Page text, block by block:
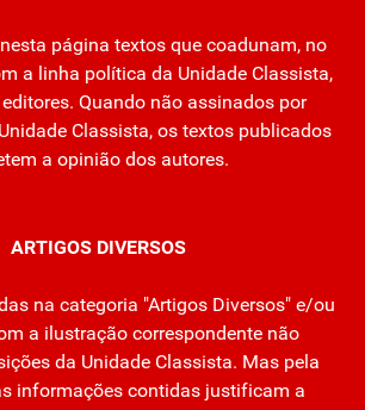
página textos que coadunam, no
a linha política da Unidade Classista,
Quando não assinados por
Classista, os textos publicados
a opinião dos autores.
ARTIGOS DIVERSOS
na categoria "Artigos Diversos" e/ou
a ilustração correspondente não
da Unidade Classista. Mas pela
informações contidas justificam a